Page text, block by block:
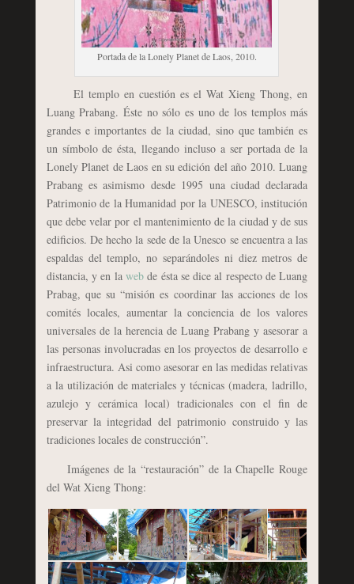
Portada de la Lonely Planet de Laos, 2010.
El templo en cuestión es el Wat Xieng Thong, en
Luang Prabang. Éste no sólo es uno de los templos más
grandes e importantes de la ciudad, sino que también es
un símbolo de ésta, llegando incluso a ser portada de la
Lonely Planet de Laos en su edición del año 2010. Luang
Prabang es asimismo desde 1995 una ciudad declarada
Patrimonio de la Humanidad por la UNESCO, institución
que debe velar por el mantenimiento de la ciudad y de sus
edificios. De hecho la sede de la Unesco se encuentra a las
espaldas del templo, no separándoles ni diez metros de
distancia, y en la webde ésta se dice al respecto de Luang
Prabag, que su “misión es coordinar las acciones de los
comités locales, aumentar la conciencia de los valores
universales de la herencia de Luang Prabang y asesorar a
las personas involucradas en los proyectos de desarrollo e
infraestructura. Asi como asesorar en las medidas relativas
a la utilización de materiales y técnicas (madera, ladrillo,
azulejo y cerámica local) tradicionales con el fin de
preservar la integridad del patrimonio construido y las
tradiciones locales de construcción”.
Imágenes de la “restauración” de la Chapelle Rouge
del Wat Xieng Thong: